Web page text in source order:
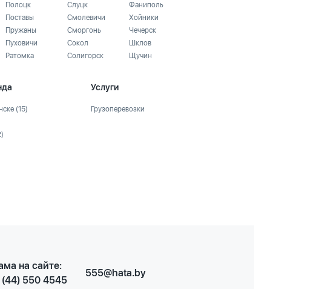
Полоцк
Поставы
Пружаны
Пуховичи
Ратомка
Слуцк
Смолевичи
Сморгонь
Сокол
Солигорск
Фаниполь
Хойники
Чечерск
Шклов
Щучин
(15)
Услуги
Грузоперевозки
на сайте:
(44) 550 4545
555@hata.by